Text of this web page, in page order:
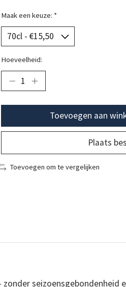
Maak een keuze: *
Hoeveelheid:
Toevoegen aan
Plaats
Toevoegen om te vergelijken
seizoensgebondenheid